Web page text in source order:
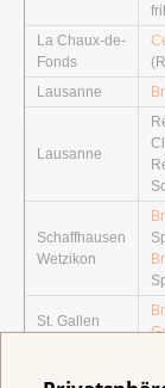
La Chaux-de-
Fonds
Lausanne
Lausanne
Schaffhausen
Wetzikon
St. Gallen
St. Gallen